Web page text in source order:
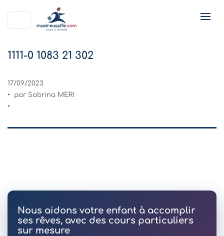
1111-0 1083 21 302
17/09/2023
par Sabrina MERI
Nous aidons votre enfant à accomplir
ses rêves, avec des cours particuliers
sur mesure